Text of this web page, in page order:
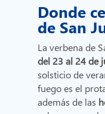
Donde
de San
La verbena de
del 23 al 24 de
solsticio de
fuego es el
además de las